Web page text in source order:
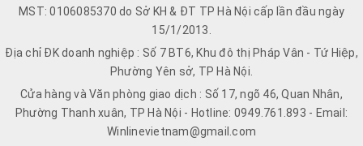
MST: 0106085370 do Sở KH & ĐT TP Hà Nội cấp lần đầu ngày
15/1/2013.
Địa chỉ ĐK doanh nghiệp : Số 7 BT6, Khu đô thị Pháp Vân - Tứ Hiệp,
Phường Yên sở, TP Hà Nội.
Cửa hàng và Văn phòng giao dịch : Số 17, ngõ 46, Quan Nhân,
Phường Thanh xuân, TP Hà Nội - Hotline: 0949.761.893 - Email:
Winlinevietnam@gmail.com